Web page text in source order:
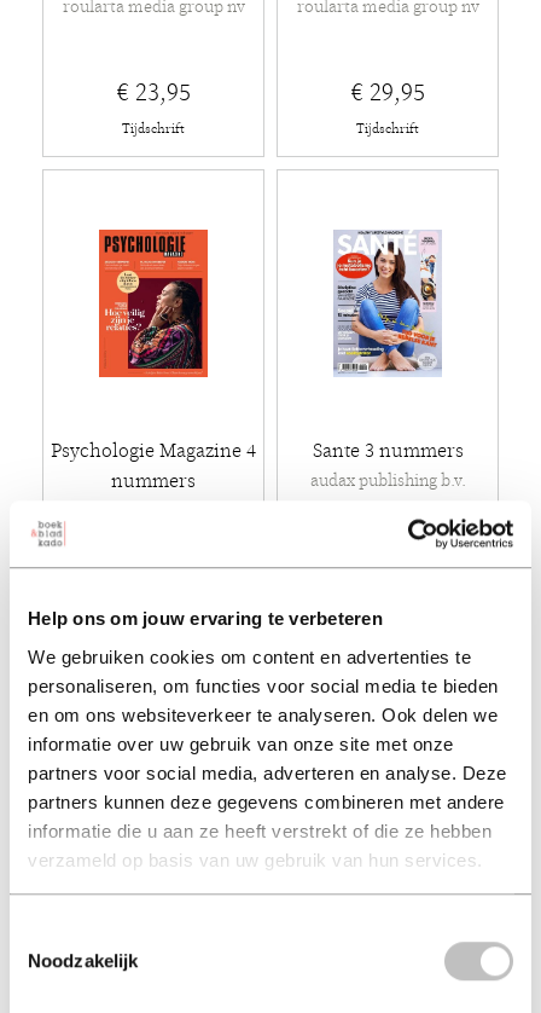
Help ons om jouw ervaring te verbeteren
We gebruiken cookies om content en advertenties te
personaliseren, om functies voor social media te bieden
en om ons websiteverkeer te analyseren. Ook delen we
informatie over uw gebruik van onze site met onze
partners voor social media, adverteren en analyse. Deze
partners kunnen deze gegevens combineren met andere
informatie die u aan ze heeft verstrekt of die ze hebben
verzameld op basis van uw gebruik van hun services.
Noodzakelijk
roularta media group nv
€ 23,95
Tijdschrift
roularta media group nv
€ 29,95
Tijdschrift
Psychologie Magazine 4
nummers
€ 29,95
Sante 3 nummers
audax publishing b.v.
€ 15,00
nummers
roularta media group nv